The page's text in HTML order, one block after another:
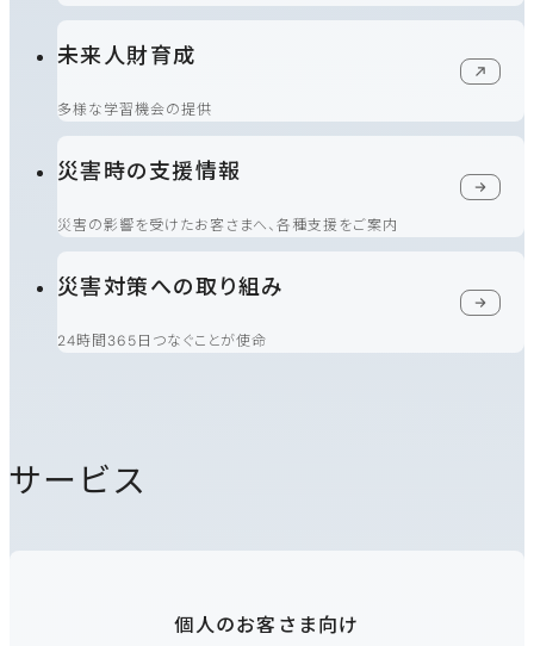
未来人財育成
多様な学習機会の提供
災害時の支援情報
災害の影響を受けたお客さまへ、各種支援をご案内
災害対策への取り組み
24時間365日つなぐことが使命
サービス
個人のお客さま向け